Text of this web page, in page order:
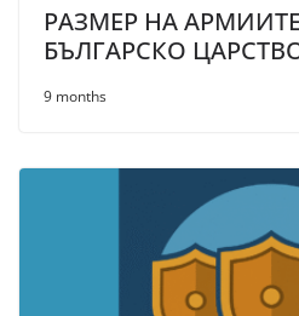
РАЗМЕР НА
БЪЛГАРСКО
9 months